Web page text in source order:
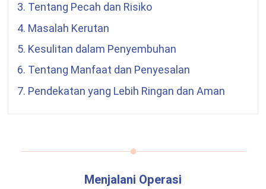
3. Tentang Pecah dan Risiko
4. Masalah Kerutan
5. Kesulitan dalam Penyembuhan
6. Tentang Manfaat dan Penyesalan
7. Pendekatan yang Lebih Ringan dan Aman
Menjalani Operasi